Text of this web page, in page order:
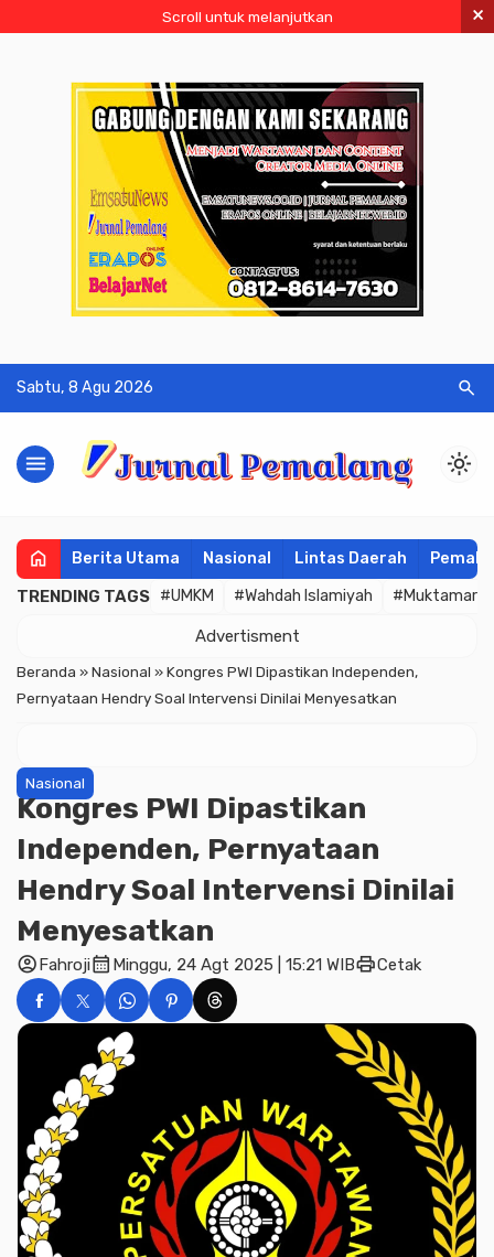
Scroll untuk melanjutkan ×
Sabtu, 8 Agu 2026 search
menu light_mode
home Berita Utama Nasional Lintas Daerah
TRENDING TAGS #UMKM #Wahdah Islamiyah #Muktamar
Advertisment
Beranda »Nasional »Kongres PWI Dipastikan Independen,
Pernyataan Hendry Soal Intervensi Dinilai Menyesatkan
Nasional
Kongres PWI Dipastikan
Independen, Pernyataan
Hendry Soal Intervensi Dinilai
Menyesatkan
account_circleFahrojicalendar_month Minggu, 24 Agt 2025 | 15:21 WIBprintCetak